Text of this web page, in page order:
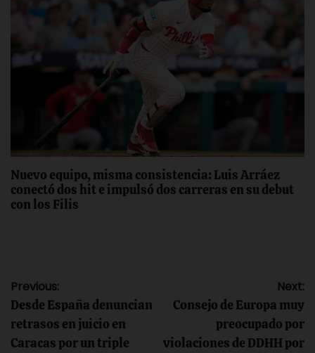
Nuevo equipo, misma consistencia: Luis Arráez
conectó dos hit e impulsó dos carreras en su debut
con los Filis
Navegación
de
Previous:
Desde España denuncian
retrasos en juicio en
Caracas por un triple
Next:
Consejo de Europa muy
preocupado por
violaciones de DDHH por